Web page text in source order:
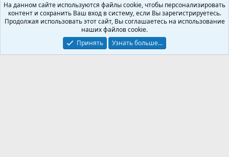
© 2008-2026 Форум Абырвалг.нет - подводная охота, дайвинг, туризм
Перевод: XenForo.Info
На данном сайте используются файлы cookie, чтобы персонализировать
контент и сохранить Ваш вход в систему, если Вы зарегистрируетесь.
Продолжая использовать этот сайт, Вы соглашаетесь на использование
наших файлов cookie.
Принять
Узнать больше...